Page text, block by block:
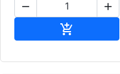
 
